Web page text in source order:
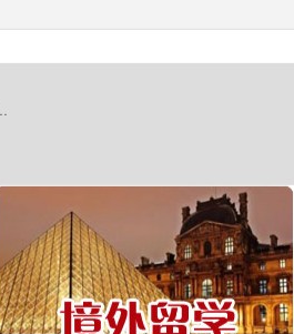
￥3300-3666新（人民币1800-
俄罗斯-面点师
￥12000-14000
俄罗斯-帮厨
￥8000起-9000